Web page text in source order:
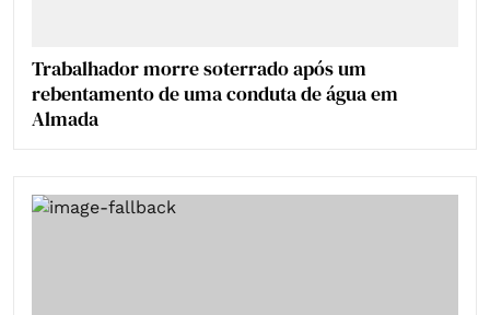
Trabalhador morre soterrado após um
rebentamento de uma conduta de água em
Almada